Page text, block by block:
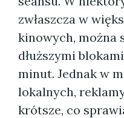
zwłaszcza w
kinowych, można
dłuższymi
minut. Jednak w
lokalnych,
krótsze, co